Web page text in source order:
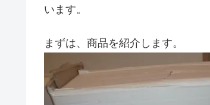
います。
まずは、商品を紹介します。